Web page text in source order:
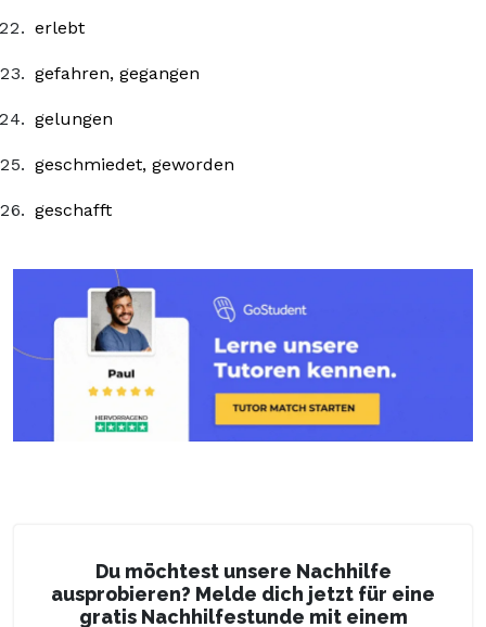
erlebt
gefahren, gegangen
gelungen
geschmiedet, geworden
geschafft
Du möchtest unsere Nachhilfe
ausprobieren? Melde dich jetzt für eine
gratis Nachhilfestunde mit einem